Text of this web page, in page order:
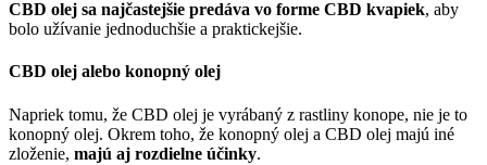
CBD olej sa najčastejšie predáva vo forme CBD kvapiek, aby
bolo užívanie jednoduchšie a praktickejšie.
CBD olej alebo konopný olej
Napriek tomu, že CBD olej je vyrábaný z rastliny konope, nie je to
konopný olej. Okrem toho, že konopný olej a CBD olej majú iné
zloženie, majú aj rozdielne účinky.